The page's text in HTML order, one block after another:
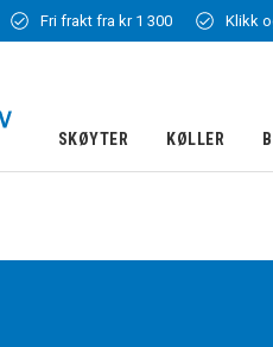
Fri frakt fra kr 1 300 Klikk
SKØYTER KØLLER